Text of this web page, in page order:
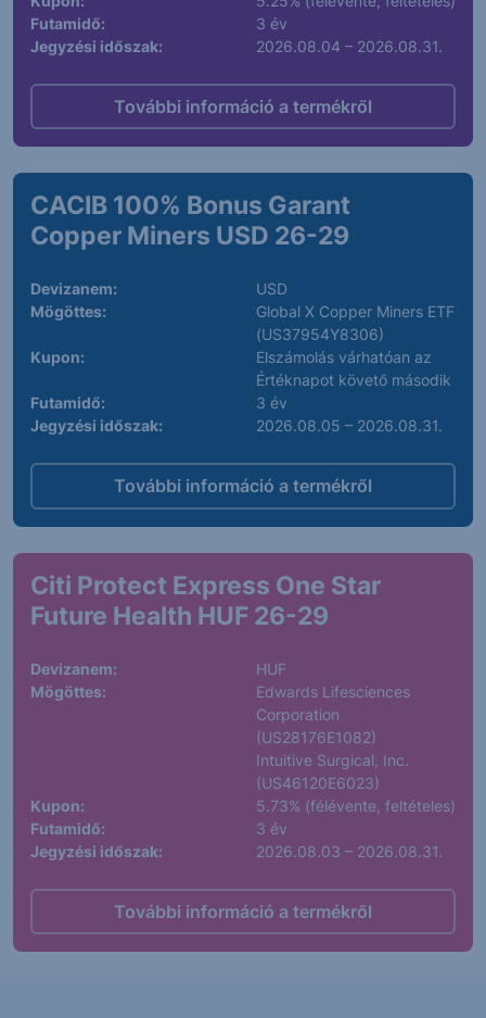
Futamidő:
3 év
Jegyzési időszak:
2026.08.04 – 2026.08.31.
További információ a termékről
CACIB 100% Bonus Garant
Copper Miners USD 26-29
Devizanem:
USD
Mögöttes:
Global X Copper Miners ETF
(US37954Y8306)
Kupon:
Elszámolás várhatóan az
Értéknapot követő második
Futamidő:
3 év
Jegyzési időszak:
2026.08.05 – 2026.08.31.
További információ a termékről
Citi Protect Express One Star
Future Health HUF 26-29
Devizanem:
HUF
Mögöttes:
Edwards Lifesciences
Corporation
(US28176E1082)
Intuitive Surgical, Inc.
(US46120E6023)
Kupon:
5.73% (félévente, feltételes)
Futamidő:
3 év
Jegyzési időszak:
2026.08.03 – 2026.08.31.
További információ a termékről